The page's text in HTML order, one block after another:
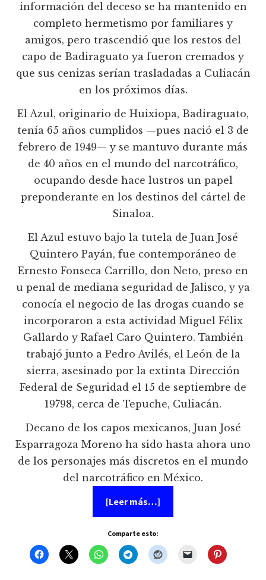
información del deceso se ha mantenido en
completo hermetismo por familiares y
amigos, pero trascendió que los restos del
capo de Badiraguato ya fueron cremados y
que sus cenizas serían trasladadas a Culiacán
en los próximos días.
El Azul, originario de Huixiopa, Badiraguato,
tenía 65 años cumplidos —pues nació el 3 de
febrero de 1949— y se mantuvo durante más
de 40 años en el mundo del narcotráfico,
ocupando desde hace lustros un papel
preponderante en los destinos del cártel de
Sinaloa.
El Azul estuvo bajo la tutela de Juan José
Quintero Payán, fue contemporáneo de
Ernesto Fonseca Carrillo, don Neto, preso en
u penal de mediana seguridad de Jalisco, y ya
conocía el negocio de las drogas cuando se
incorporaron a esta actividad Miguel Félix
Gallardo y Rafael Caro Quintero. También
trabajó junto a Pedro Avilés, el León de la
sierra, asesinado por la extinta Dirección
Federal de Seguridad el 15 de septiembre de
19798, cerca de Tepuche, Culiacán.
Decano de los capos mexicanos, Juan José
Esparragoza Moreno ha sido hasta ahora uno
de los personajes más discretos en el mundo
del narcotráfico en México.
[Leer más…]
Muere
Esparragoza
Moreno
«El
Comparte esto: